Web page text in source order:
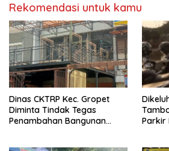
Rekomendasi untuk kamu
Dinas CKTRP Kec. Gropet
Diminta Tindak Tegas
Penambahan Bangunan
Parkir